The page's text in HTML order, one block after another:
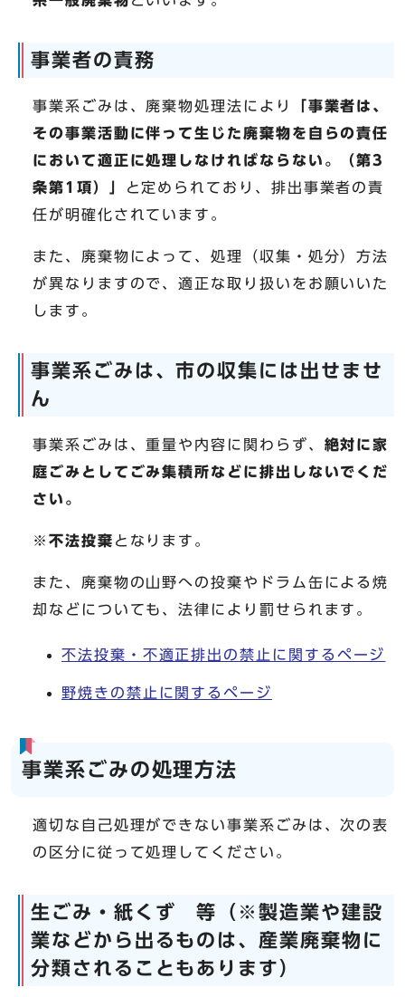
事業者の責務
事業系ごみは、廃棄物処理法により
「事業者は、
その事業活動に伴って生じた廃棄物を自らの責任
において適正に処理しなければならない。（第3
条第1項）」
と定められており、排出事業者の責
任が明確化されています。
また、廃棄物によって、処理（収集・処分）方法
が異なりますので、適正な取り扱いをお願いいた
します。
事業系ごみは、市の収集には出せませ
ん
事業系ごみは、重量や内容に関わらず、 絶対に家
庭ごみとしてごみ集積所などに排出しないでくだ
さい。
※ 不法投棄 となります。
また、廃棄物の山野への投棄やドラム缶による焼
却などについても、法律により罰せられます。
不法投棄・不適正排出の禁止に関するページ
野焼きの禁止に関するページ
事業系ごみの処理方法
適切な自己処理ができない事業系ごみは、次の表
の区分に従って処理してください。
生ごみ・紙くず 等（※製造業や建設
業などから出るものは、産業廃棄物に
分類されることもあります）